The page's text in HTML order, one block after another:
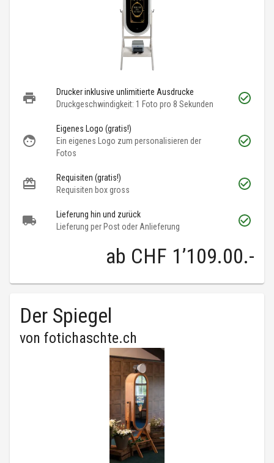
Drucker inklusive unlimitierte Ausdrucke
Druckgeschwindigkeit: 1 Foto pro 8 Sekunden
Eigenes Logo (gratis!)
Ein eigenes Logo zum personalisieren der
Fotos
Requisiten (gratis!)
Requisiten box gross
Lieferung hin und zurück
Lieferung per Post oder Anlieferung
ab CHF 1’109.00.-
Der Spiegel
von fotichaschte.ch